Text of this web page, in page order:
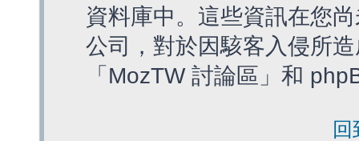
資料庫中。這些資訊在您
公司，對於因駭客入侵所
「MozTW 討論區」和